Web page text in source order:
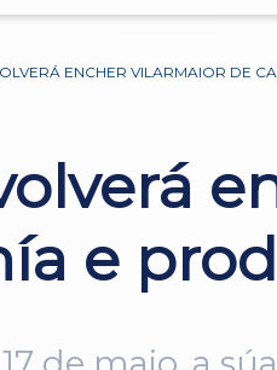
ENCHER VILARMAIOR DE
e